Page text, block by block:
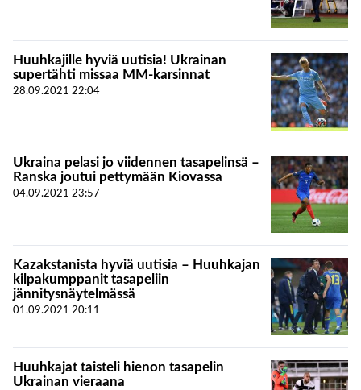
Huuhkajille hyviä uutisia! Ukrainan
supertähti missaa MM-karsinnat
28.09.2021 22:04
Ukraina pelasi jo viidennen tasapelinsä –
Ranska joutui pettymään Kiovassa
04.09.2021 23:57
Kazakstanista hyviä uutisia – Huuhkajan
kilpakumppanit tasapeliin
jännitysnäytelmässä
01.09.2021 20:11
Huuhkajat taisteli hienon tasapelin
Ukrainan vieraana